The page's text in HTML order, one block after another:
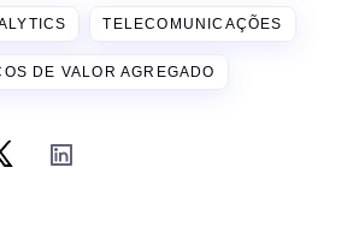
TELECOMUNICAÇÕES
DE VALOR AGREGADO